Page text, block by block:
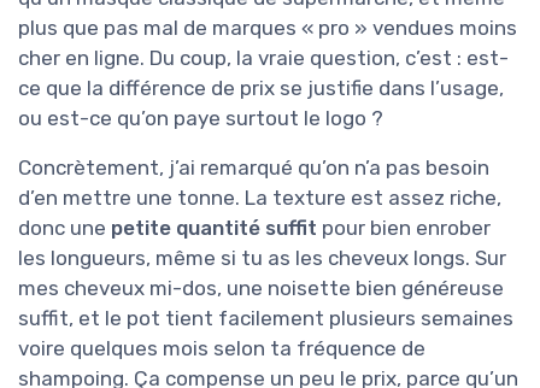
plus que pas mal de marques « pro » vendues moins
cher en ligne. Du coup, la vraie question, c’est : est-
ce que la différence de prix se justifie dans l’usage,
ou est-ce qu’on paye surtout le logo ?
Concrètement, j’ai remarqué qu’on n’a pas besoin
d’en mettre une tonne. La texture est assez riche,
donc une petite quantité suffit pour bien enrober
les longueurs, même si tu as les cheveux longs. Sur
mes cheveux mi-dos, une noisette bien généreuse
suffit, et le pot tient facilement plusieurs semaines
voire quelques mois selon ta fréquence de
shampoing. Ça compense un peu le prix, parce qu’un